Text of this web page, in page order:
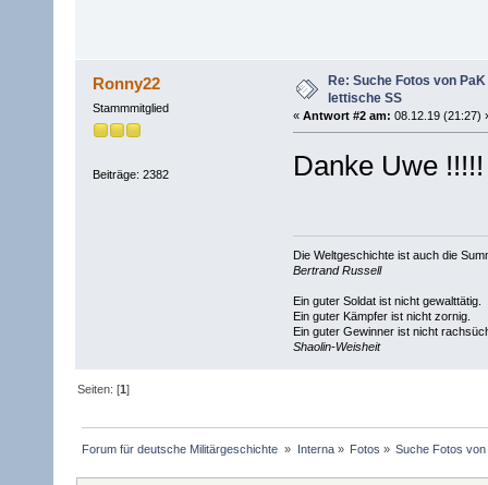
Ronny22
Stammmitglied
Beiträge: 2382
Re: Suche Fotos von
lettische SS
« Antwort #2 am: 08.12.19 (21:27)
Danke Uwe !!!!!
Die Weltgeschichte ist auch die
Bertrand Russell
Ein guter Soldat ist nicht gewalttätig.
Ein guter Kämpfer ist nicht zornig.
Ein guter Gewinner ist nicht
Shaolin-Weisheit
Seiten: [1]
Forum für deutsche Militärgeschichte » Interna» Fotos » Suche Fotos